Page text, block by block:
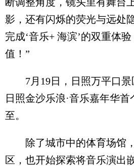
影，还有闪烁的荧光与远处
完成‘音乐+ 海滨’的双重体
值！”
7月19日，日照万平口景
日照金沙乐浪·音乐嘉年华
至。
除了城市中的体育场馆
区，也开始探索将音乐演出